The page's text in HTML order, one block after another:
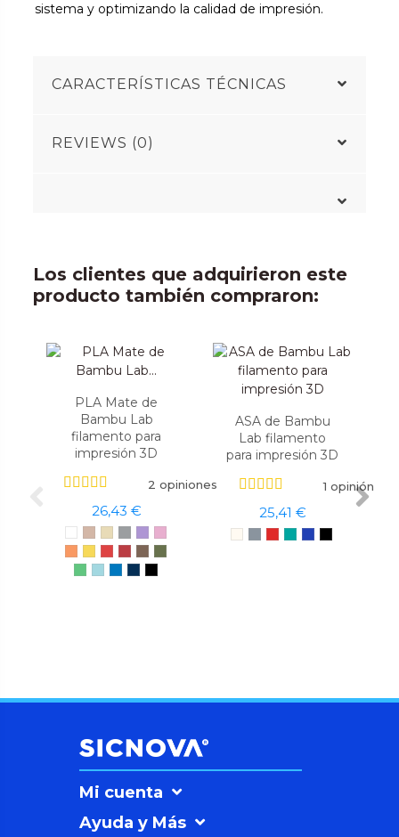
sistema y optimizando la calidad de impresión.
CARACTERÍSTICAS TÉCNICAS
REVIEWS (0)
Los clientes que adquirieron este
producto también compraron:
PLA Mate de
Bambu Lab
filamento para
impresión 3D
2 opiniones
26,43 €
ASA de Bambu
Lab filamento
para impresión 3D
1 opinión
25,41 €
Mi cuenta
Ayuda y Más